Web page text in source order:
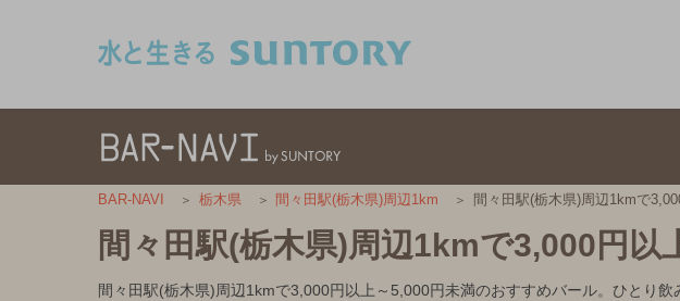
BAR-NAVI 栃木県 間々田駅(栃木県)周辺1km 間々田駅(栃木県)周辺1kmで
間々田駅(栃木県)周辺1kmで3,000円以
間々田駅(栃木県)周辺1kmで3,000円以上～5,000円未満のおすすめバール。ひとり